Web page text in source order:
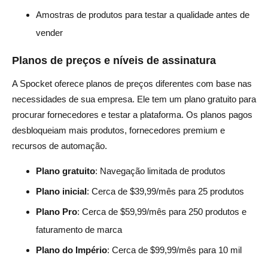
Amostras de produtos para testar a qualidade antes de
vender
Planos de preços e níveis de assinatura
A Spocket oferece planos de preços diferentes com base nas
necessidades de sua empresa. Ele tem um plano gratuito para
procurar fornecedores e testar a plataforma. Os planos pagos
desbloqueiam mais produtos, fornecedores premium e
recursos de automação.
Plano gratuito: Navegação limitada de produtos
Plano inicial: Cerca de $39,99/mês para 25 produtos
Plano Pro: Cerca de $59,99/mês para 250 produtos e
faturamento de marca
Plano do Império: Cerca de $99,99/mês para 10 mil